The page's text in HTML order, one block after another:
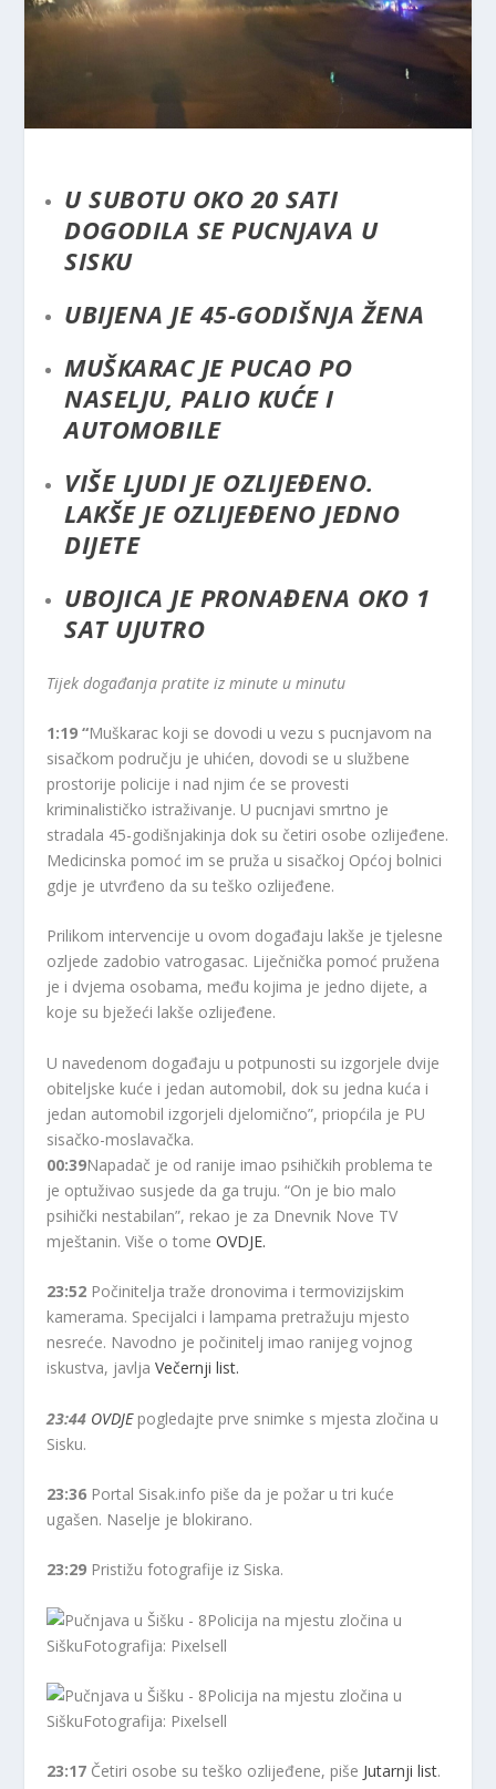
U SUBOTU OKO 20 SATI
DOGODILA SE PUCNJAVA U
SISKU
UBIJENA JE 45-GODIŠNJA ŽENA
MUŠKARAC JE PUCAO PO
NASELJU, PALIO KUĆE I
AUTOMOBILE
VIŠE LJUDI JE OZLIJEĐENO.
LAKŠE JE OZLIJEĐENO JEDNO
DIJETE
UBOJICA JE PRONAĐENA OKO 1
SAT UJUTRO
Tijek događanja pratite iz minute u minutu
1:19 “Muškarac koji se dovodi u vezu s pucnjavom na
sisačkom području je uhićen, dovodi se u službene
prostorije policije i nad njim će se provesti
kriminalističko istraživanje. U pucnjavi smrtno je
stradala 45-godišnjakinja dok su četiri osobe ozlijeđene.
Medicinska pomoć im se pruža u sisačkoj Općoj bolnici
gdje je utvrđeno da su teško ozlijeđene.
Prilikom intervencije u ovom događaju lakše je tjelesne
ozljede zadobio vatrogasac. Liječnička pomoć pružena
je i dvjema osobama, među kojima je jedno dijete, a
koje su bježeći lakše ozlijeđene.
U navedenom događaju u potpunosti su izgorjele dvije
obiteljske kuće i jedan automobil, dok su jedna kuća i
jedan automobil izgorjeli djelomično”, priopćila je PU
sisačko-moslavačka.
00:39Napadač je od ranije imao psihičkih problema te
je optuživao susjede da ga truju. “On je bio malo
psihički nestabilan”, rekao je za Dnevnik Nove TV
mještanin. Više o tomeOVDJE.
23:52 Počinitelja traže dronovima i termovizijskim
kamerama. Specijalci i lampama pretražuju mjesto
nesreće. Navodno je počinitelj imao ranijeg vojnog
iskustva, javljaVečernji list.
23:44 OVDJEpogledajte prve snimke s mjesta zločina u
Sisku.
23:36 Portal Sisak.info piše da je požar u tri kuće
ugašen. Naselje je blokirano.
23:29 Pristižu fotografije iz Siska.
Policija na mjestu zločina u
SiškuFotografija: Pixelsell
Policija na mjestu zločina u
SiškuFotografija: Pixelsell
23:17 Četiri osobe su teško ozlijeđene, piše Jutarnji list.